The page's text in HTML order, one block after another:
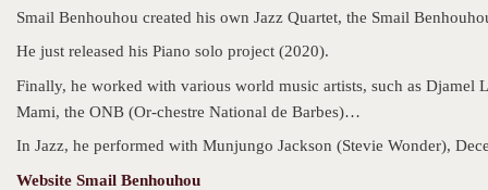
Smail Benhouhou created his own Jazz Quartet, the Smail
He just released his Piano solo project (2020).
Finally, he worked with various world music artists, such as
Mami, the ONB (Or-chestre National de Barbes)…
In Jazz, he performed with Munjungo Jackson (Stevie Wonder),
Website Smail Benhouhou